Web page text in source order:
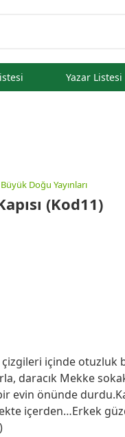
Yazar Listesi
Büyük Doğu Yayınları
(kod11)
çizgileri içinde
daracık Mekke
önünde
içerden…Erkek